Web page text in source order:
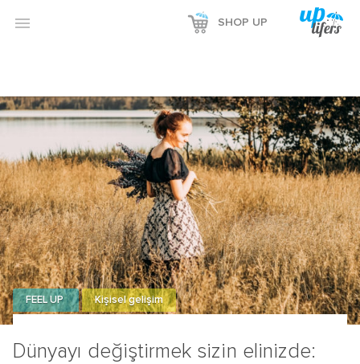
 SHOP UP
Dünyayı değiştirmek sizin elinizde:
FEEL UP Kişisel gelişim